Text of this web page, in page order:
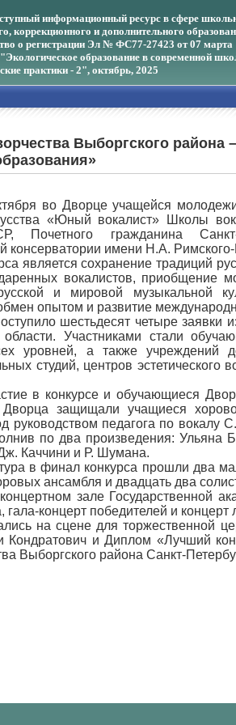
информационный ресурс в сфере
коррекционного и дополнительного
о регистрации Эл № ФС77-27423 от 07 марта
образование в современной
практики - 2", октябрь, 2025
Выборгского района
во Дворце учащейся молодежи
«Юный вокалист» Школы
Почетного гражданина Санкт-
консерватории имени Н.А.
является сохранение традиций
вокалистов, приобщение
и мировой музыкальной
опытом и развитие
шестьдесят четыре заявки
области. Участниками стали
уровней, а также учреждений
студий, центров
в конкурсе и обучающиеся
Дворца защищали учащиеся
руководством педагога по вокалу
по два произведения:
Каччини и Р. Шумана.
в финал конкурса прошли два
ансамбля и двадцать два
зале Государственной
гала-концерт победителей и концерт
на сцене для торжественной
и Диплом «Лучший
Выборгского района Санкт-